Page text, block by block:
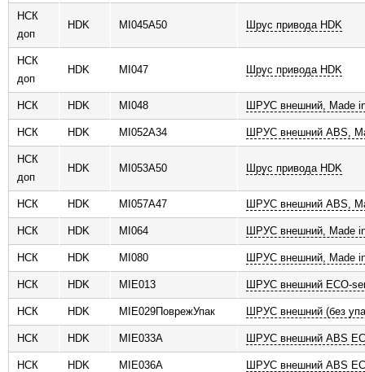
НСК
доп
HDK MI045A50 Шрус привода HDK
НСК
доп
HDK MI047 Шрус привода HDK
НСК HDK MI048 ШРУС внешний, Made
НСК HDK MI052A34 ШРУС внешний ABS,
НСК
доп
HDK MI053A50 Шрус привода HDK
НСК HDK MI057A47 ШРУС внешний ABS,
НСК HDK MI064 ШРУС внешний, Made
НСК HDK MI080 ШРУС внешний, Made
НСК HDK MIE013 ШРУС внешний ECO-
НСК HDK MIE029ПоврежУпак ШРУС внешний (без
НСК HDK MIE033A ШРУС внешний ABS
НСК HDK MIE036A ШРУС внешний ABS